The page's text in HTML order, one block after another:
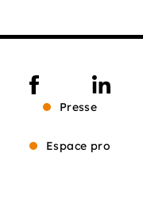
Presse
Espace pro